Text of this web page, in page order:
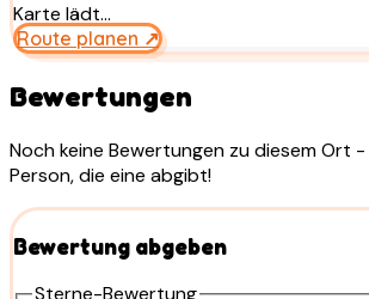
Karte lädt…
Route planen ↗
Bewertungen
Noch keine Bewertungen zu diesem Ort
Person, die eine abgibt!
Bewertung abgeben